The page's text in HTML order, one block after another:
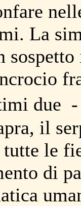
La
due
il
tutte le
di